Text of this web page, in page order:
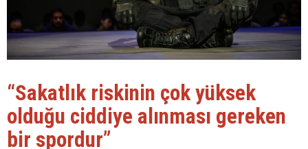
“Sakatlık riskinin çok yüksek
olduğu ciddiye alınması gereken
bir spordur”